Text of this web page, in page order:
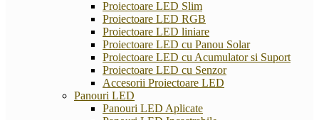
Proiectoare LED Slim
Proiectoare LED RGB
Proiectoare LED liniare
Proiectoare LED cu Panou Solar
Proiectoare LED cu Acumulator si Suport
Proiectoare LED cu Senzor
Accesorii Proiectoare LED
Panouri LED
Panouri LED Aplicate